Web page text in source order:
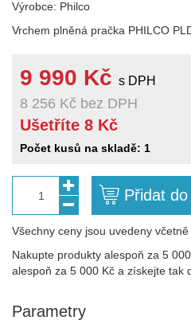
Výrobce: Philco
Vrchem plněná pračka PHILCO
9 990 Kč s DPH
8 256 Kč bez DPH
Ušetříte 8 Kč
Počet kusů na skladě: 1
1 Přidat
Všechny ceny jsou uvedeny
Nakupte produkty alespoň za 5
alespoň za 5 000 Kč a získejte tak
Parametry